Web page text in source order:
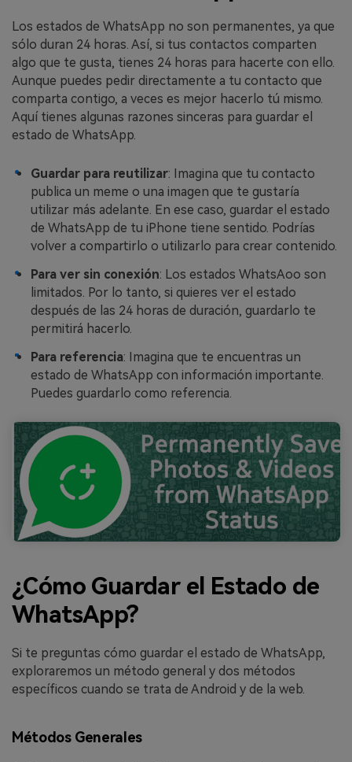
Los estados de WhatsApp no son permanentes, ya que
sólo duran 24 horas. Así, si tus contactos comparten
algo que te gusta, tienes 24 horas para hacerte con ello.
Aunque puedes pedir directamente a tu contacto que
comparta contigo, a veces es mejor hacerlo tú mismo.
Aquí tienes algunas razones sinceras para guardar el
estado de WhatsApp.
Guardar para reutilizar: Imagina que tu contacto
publica un meme o una imagen que te gustaría
utilizar más adelante. En ese caso, guardar el estado
de WhatsApp de tu iPhone tiene sentido. Podrías
volver a compartirlo o utilizarlo para crear contenido.
Para ver sin conexión: Los estados WhatsAoo son
limitados. Por lo tanto, si quieres ver el estado
después de las 24 horas de duración, guardarlo te
permitirá hacerlo.
Para referencia: Imagina que te encuentras un
estado de WhatsApp con información importante.
Puedes guardarlo como referencia.
¿Cómo Guardar el Estado de
WhatsApp?
Si te preguntas cómo guardar el estado de WhatsApp,
exploraremos un método general y dos métodos
específicos cuando se trata de Android y de la web.
Métodos Generales